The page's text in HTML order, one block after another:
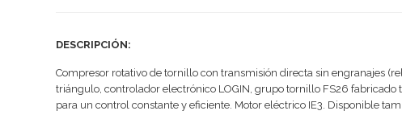
DESCRIPCIÓN:
Compresor rotativo de tornillo con transmisión directa sin engranajes
triángulo, controlador electrónico LOGIN, grupo tornillo FS26 fabricado
para un control constante y eficiente. Motor eléctrico IE3. Disponible